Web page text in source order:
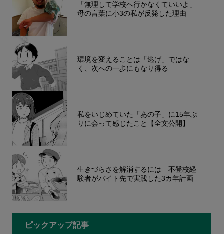
「無理して学校へ行かなくていいよ」
母の言葉に小3の私が反発した理由
環境を変えることは「逃げ」ではな
く、次への一歩にもなり得る
私をいじめていた「あの子」に15年ぶ
りに会って感じたこと【全文公開】
生きづらさを解消するには 不登校経
験者がバイト先で実践した3カ年計画
ピックアップ記事